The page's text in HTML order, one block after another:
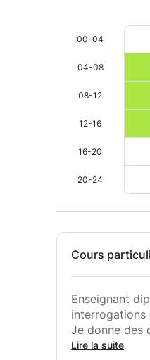
00-04
04-08
08-12
12-16
16-20
20-24
Cours
Enseignant
interrogations
Je donne des
Lire la suite